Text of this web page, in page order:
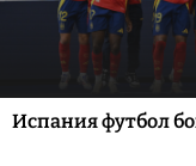
Испания футбол